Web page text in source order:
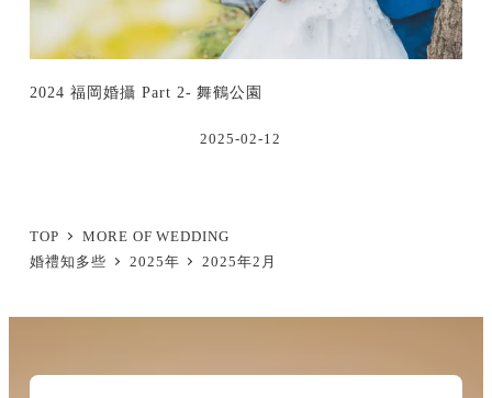
2024 福岡婚攝 Part 2- 舞鶴公園
2025-02-12
TOP
MORE OF WEDDING
婚禮知多些
2025年 2025年2月